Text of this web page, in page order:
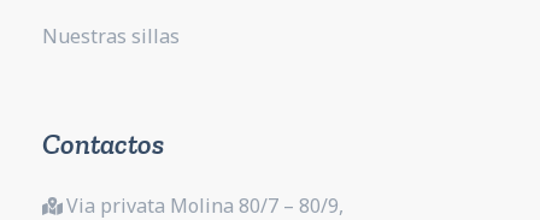
Nuestras sillas
Contactos
Via privata Molina 80/7 – 80/9,